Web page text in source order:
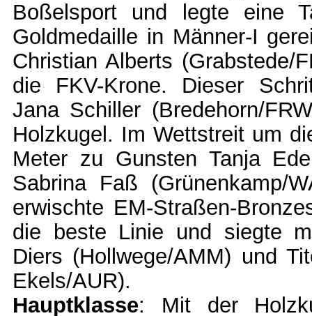
Boßelsport und legte eine
Goldmedaille in Männer-I
Christian Alberts (Grabstede/
die FKV-Krone. Dieser
Jana Schiller (Bredehorn/
Holzkugel. Im Wettstreit um
Meter zu Gunsten Tanja
Sabrina Faß (Grünenkamp/
erwischte EM-Straßen-
die beste Linie und siegte
Diers (Hollwege/AMM) und
Ekels/AUR).
Hauptklasse: Mit der